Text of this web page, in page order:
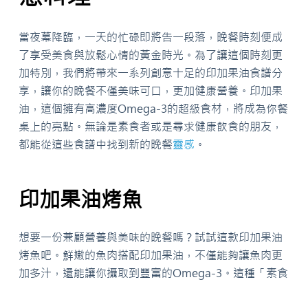
當夜幕降臨，一天的忙碌即將告一段落，晚餐時刻便成
了享受美食與放鬆心情的黃金時光。為了讓這個時刻更
加特別，我們將帶來一系列創意十足的印加果油食譜分
享，讓你的晚餐不僅美味可口，更加健康營養。印加果
油，這個擁有高濃度Omega-3的超級食材，將成為你餐
桌上的亮點。無論是素食者或是尋求健康飲食的朋友，
都能從這些食譜中找到新的晚餐靈感 。
印加果油烤魚
想要一份兼顧營養與美味的晚餐嗎？試試這款印加果油
烤魚吧。鮮嫩的魚肉搭配印加果油，不僅能夠讓魚肉更
加多汁，還能讓你攝取到豐富的Omega-3。這種「素食